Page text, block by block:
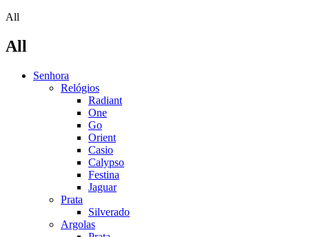
All
All
Senhora
Relógios
Radiant
One
Go
Orient
Casio
Calypso
Festina
Jaguar
Prata
Silverado
Argolas